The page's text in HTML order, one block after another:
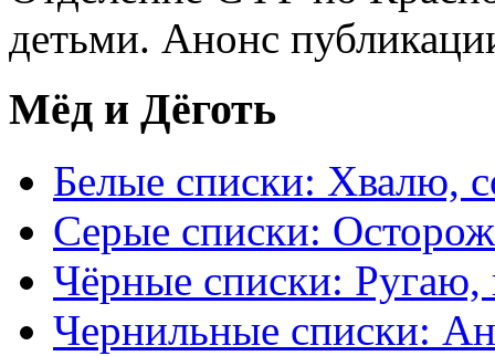
детьми. Анонс
Мёд и Дёготь
Белые списки: Хвалю,
Серые списки:
Чёрные списки: Ругаю,
Чернильные списки: